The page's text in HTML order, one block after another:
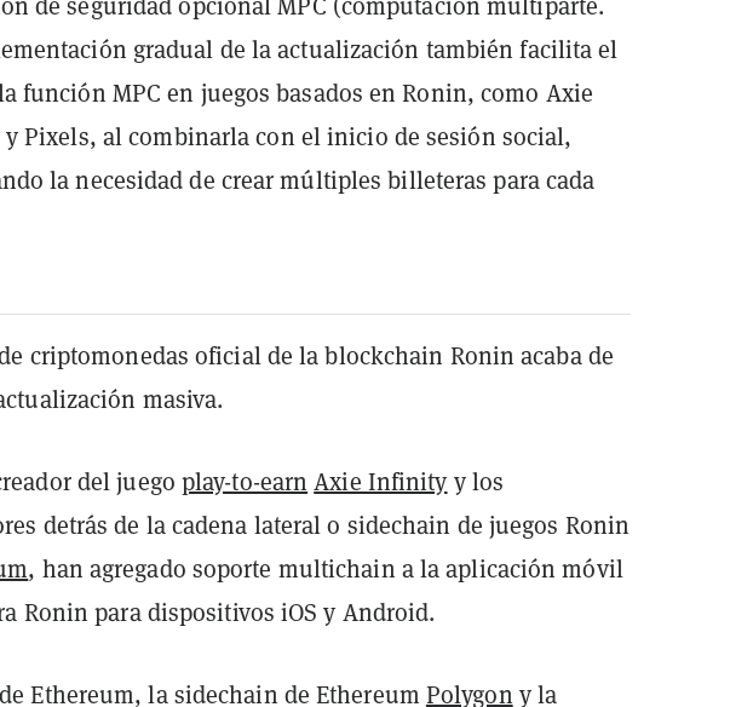
gradual de la actualización también facilita el
función MPC en juegos basados en Ronin, como Axie
Pixels, al combinarla con el inicio de sesión social,
la necesidad de crear múltiples billeteras para cada
criptomonedas oficial de la blockchain Ronin acaba de
masiva.
del juego play-to-earn Axie Infinity y los
detrás de la cadena lateral o sidechain de juegos Ronin
, han agregado soporte multichain a la aplicación móvil
Ronin para dispositivos iOS y Android.
Ethereum, la sidechain de Ethereum Polygon y la